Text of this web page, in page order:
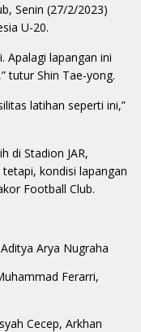
Senin (27/2/2023)
U-20.
Apalagi lapangan ini
tutur Shin Tae-yong.
latihan seperti ini,”
di Stadion JAR,
kondisi lapangan
Football Club.
Arya Nugraha
Ferarri,
Cecep, Arkhan